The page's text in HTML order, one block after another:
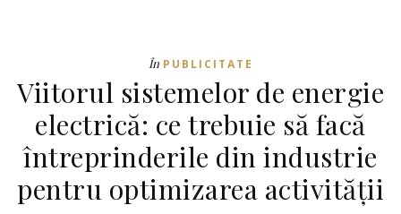
În PUBLICITATE
Viitorul sistemelor de energie
electrică: ce trebuie să facă
întreprinderile din industrie
pentru optimizarea activității